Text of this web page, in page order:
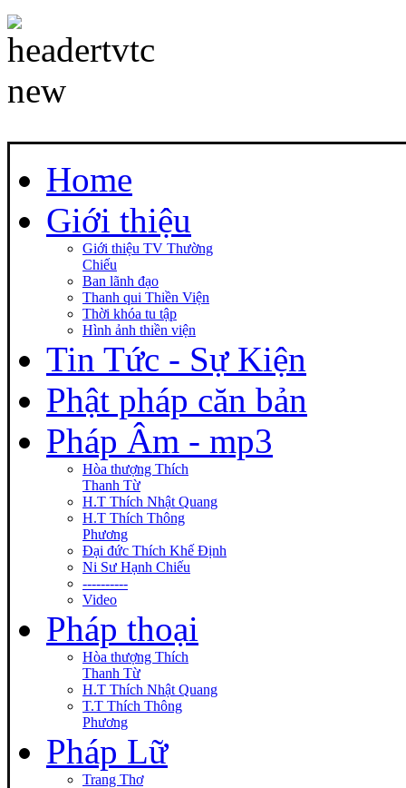
Home
Giới thiệu
Giới thiệu TV Thường
Chiếu
Ban lãnh đạo
Thanh qui Thiền Viện
Thời khóa tu tập
Hình ảnh thiền viện
Tin Tức - Sự Kiện
Phật pháp căn bản
Pháp Âm - mp3
Hòa thượng Thích
Thanh Từ
H.T Thích Nhật Quang
H.T Thích Thông
Phương
Đại đức Thích Khế Định
Ni Sư Hạnh Chiếu
----------
Video
Pháp thoại
Hòa thượng Thích
Thanh Từ
H.T Thích Nhật Quang
T.T Thích Thông
Phương
Pháp Lữ
Trang Thơ